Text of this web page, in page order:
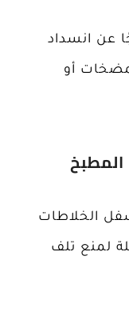
عن انسداد
أو
الخلاطات
لمنع تلف